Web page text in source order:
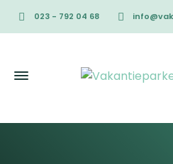
023 - 792 04 68